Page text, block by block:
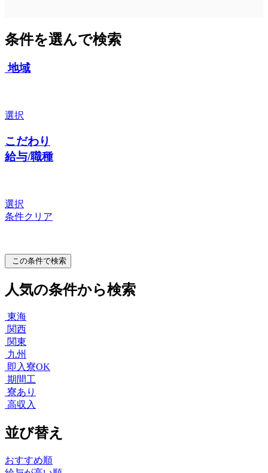
条件を選んで検索
地域
選択
こだわり
給与/職種
選択
条件クリア
この条件で検索
人気の条件から検索
東海
関西
関東
九州
即入寮OK
期間工
寮あり
高収入
並び替え
おすすめ順